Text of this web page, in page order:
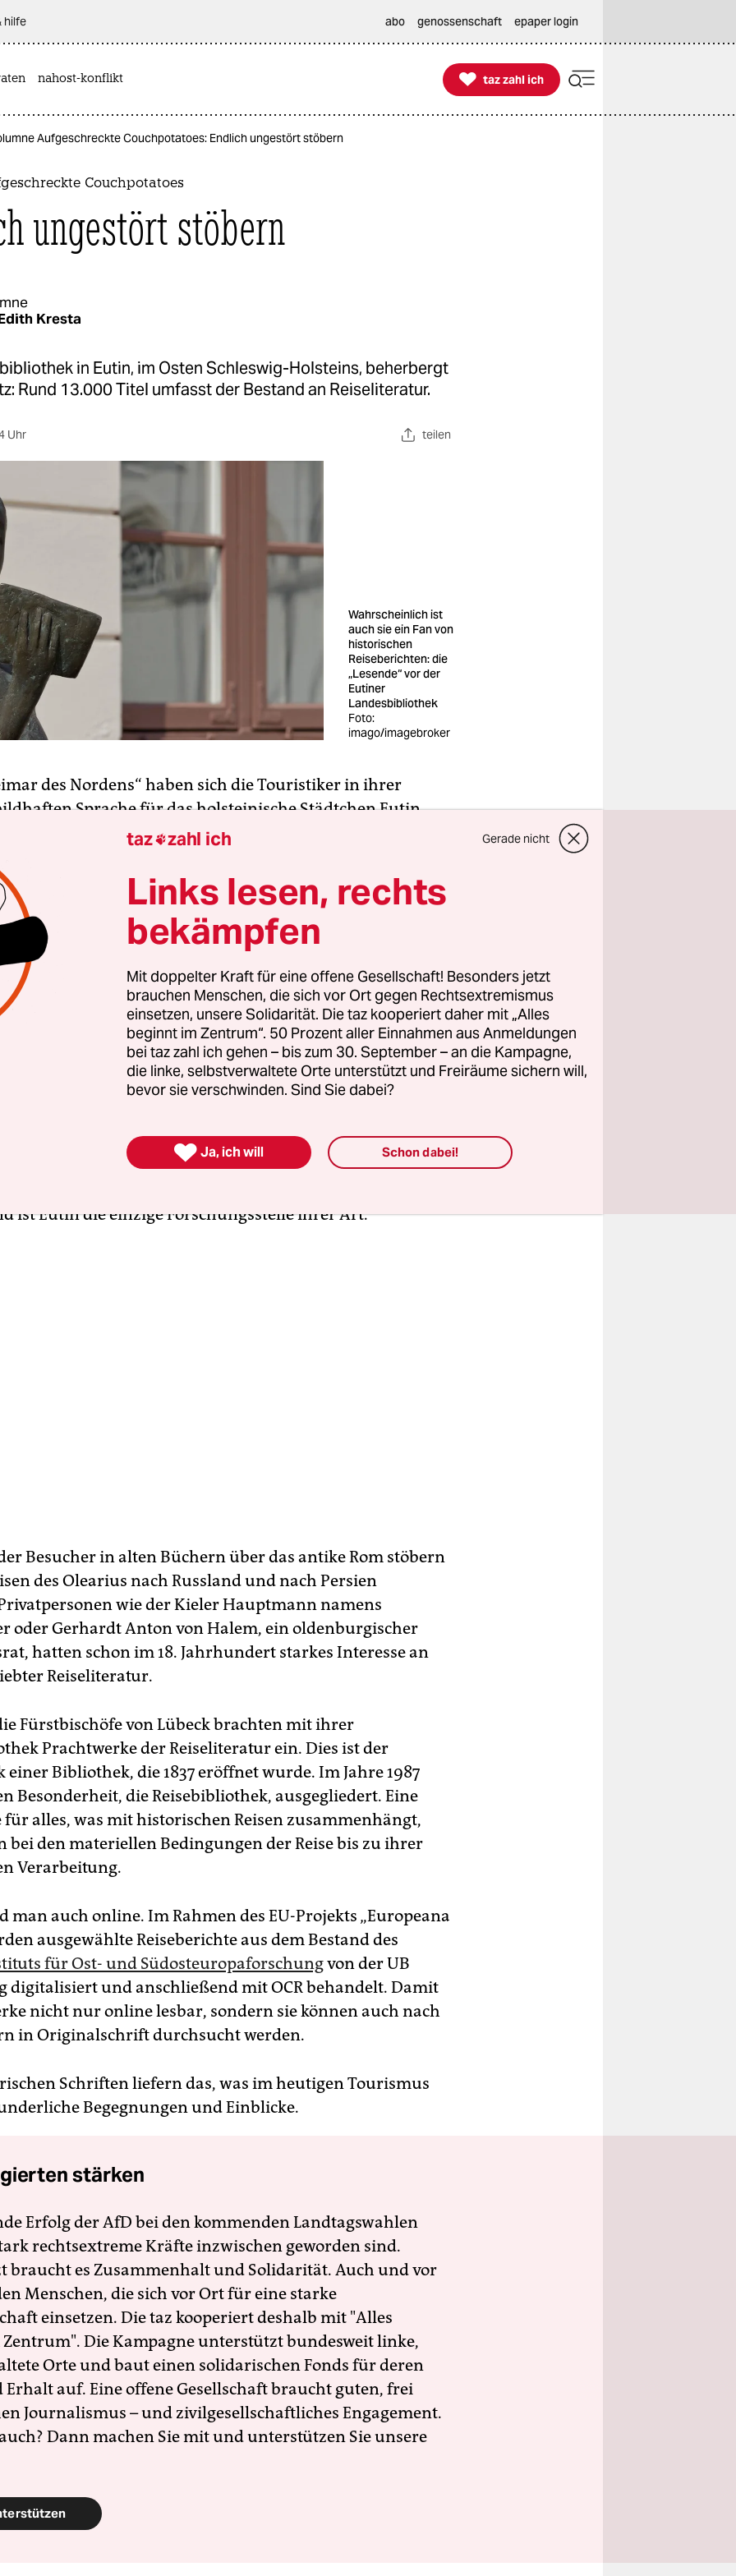
hilfe abo genossenschaft epaper login
nahost-konflikt 
taz zahl ich
taz zahl ich
Aufgeschreckte Couchpotatoes: Endlich ungestört stöbern
Couchpotatoes
ungestört stöbern
Kresta
in Eutin, im Osten Schleswig-Holsteins, beherbergt
Rund 13.000 Titel umfasst der Bestand an Reiseliteratur.
Uhr teilen
Wahrscheinlich ist
auch sie ein Fan von
historischen
Reiseberichten: die
„Lesende“ vor der
Eutiner
Landesbibliothek
Foto:
imago/imagebroker
des Nordens“ haben sich die Touristiker in ihrer
Sprache für das holsteinische Städtchen Eutin
einfallen lassen. Die 17.000-Einwohner-Stadt liegt im
Schweiz. Sie ist umgeben von zahlreichen
sanften Hügeln, es gibt ein gut erhaltenes Schloss am
historische Altstadt. Ein Ort zum Entschleunigen, Segeln,
Schwimmen, zum Tennis und Golf spielen. Und ein
dortigen Landesbi­bliothek in historischer Reiseliteratur
13.000 Titel umfasst der gedruckte Reiseliteraturbestand
Landesbibliothek. Reisewerke aus fünf Jahrhunderten,
Originalausgaben aus dem 16. bis 20. Jahrhundert, 1.200
Reiseführer, 1.300 Ausgaben in Kopie, 1.700 Neuausgaben
eine umfangreiche Sammlung von modernen
und Ortsprospekten. Dazu kommen über 2.300 Titel
ist Eutin die einzige Forschungsstelle ihrer Art.
Besucher in alten Büchern über das antike Rom stöbern
des Olearius nach Russland und nach Persien
wie der Kieler Hauptmann namens
oder Gerhardt Anton von Halem, ein oldenburgischer
hatten schon im 18. Jahrhundert starkes Interesse an
Reiseliteratur.
Fürstbischöfe von Lübeck brachten mit ihrer
Prachtwerke der Reiseliteratur ein. Dies ist der
einer Bibliothek, die 1837 eröffnet wurde. Im Jahre 1987
Besonderheit, die Reisebibliothek, ausgegliedert. Eine
alles, was mit historischen Reisen zusammenhängt,
bei den materiellen Bedingungen der Reise bis zu ihrer
Verarbeitung.
man auch online. Im Rahmen des EU-Projekts „Europeana
ausgewählte Reiseberichte aus dem Bestand des
für Ost- und Südosteuropaforschungvon der UB
digitalisiert und anschließend mit OCR behandelt. Damit
nicht nur online lesbar, sondern sie können auch nach
in Originalschrift durchsucht werden.
Schriften liefern das, was im heutigen Tourismus
Begegnungen und Einblicke.
stärken
Erfolg der AfD bei den kommenden Landtagswahlen
rechtsextreme Kräfte inzwischen geworden sind.
braucht es Zusammenhalt und Solidarität. Auch und vor
Menschen, die sich vor Ort für eine starke
einsetzen. Die taz kooperiert deshalb mit "Alles
Die Kampagne unterstützt bundesweit linke,
Orte und baut einen solidarischen Fonds für deren
Erhalt auf. Eine offene Gesellschaft braucht guten, frei
Journalismus – und zivilgesellschaftliches Engagement.
Dann machen Sie mit und unterstützen Sie unsere
taz zahl ich Gerade nicht
Links lesen, rechts
bekämpfen
Mit doppelter Kraft für eine offene Gesellschaft! Besonders jetzt
brauchen Menschen, die sich vor Ort gegen Rechtsextremismus
einsetzen, unsere Solidarität. Die taz kooperiert daher mit „Alles
beginnt im Zentrum“. 50 Prozent aller Einnahmen aus Anmeldungen
bei taz zahl ich gehen – bis zum 30. September – an die Kampagne,
die linke, selbstverwaltete Orte unterstützt und Freiräume sichern will,
bevor sie verschwinden. Sind Sie dabei?
 Ja, ich will Schon dabei!